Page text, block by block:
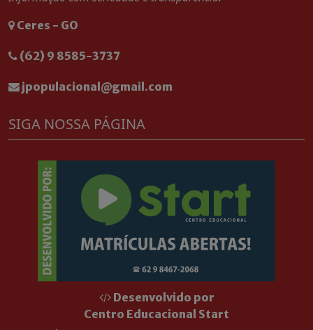
Ceres - GO
(62) 9 8585-3737
jpopulacional@gmail.com
SIGA NOSSA PÁGINA
Desenvolvido por
Centro Educacional Start